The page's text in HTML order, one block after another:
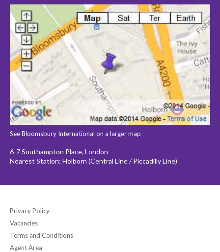
See Bloomsbury International on a larger map
6-7 Southampton Place, London
Nearest Station: Holborn (Central Line / Piccadilly Line)
Privacy Policy
Vacancies
Terms and Conditions
Agent Area